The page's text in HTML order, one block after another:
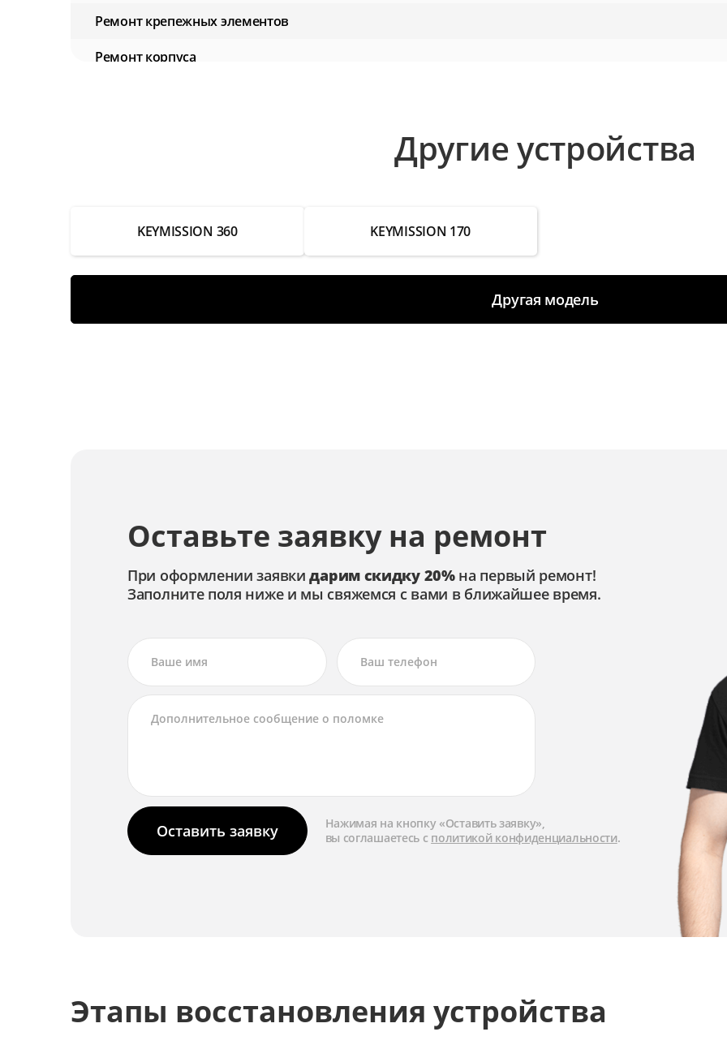
Ремонт крепежных элементов
Ремонт корпуса
Замена электроники платы управления
Замена разъёма USB
Замена дисплея
Замена аккумулятора
Другие устройства
KEYMISSION 360 KEYMISSION 170
Другая модель
Оставьте заявку на ремонт
При оформлении заявкидарим скидку 20%на первый ремонт!
Заполните поля ниже и мы свяжемся с вами в ближайшее время.
Оставить заявку
Нажимая на кнопку «Оставить заявку»,
вы соглашаетесь с политикой конфиденциальности.
Этапы восстановления устройства